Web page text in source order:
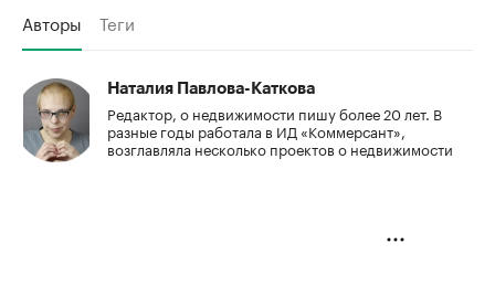
Авторы Теги
Наталия Павлова-Каткова
Редактор, о недвижимости пишу более 20 лет. В
разные годы работала в ИД «Коммерсант»,
возглавляла несколько проектов о недвижимости